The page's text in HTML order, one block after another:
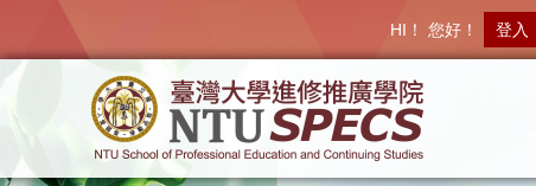
HI！ 您好！ 登入